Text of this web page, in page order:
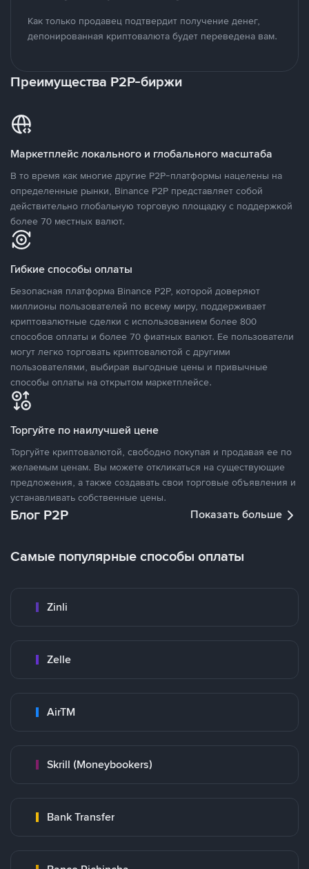
Как только продавец подтвердит получение денег,
депонированная криптовалюта будет переведена вам.
Преимущества P2P-биржи
Маркетплейс локального и глобального масштаба
В то время как многие другие P2P-платформы нацелены на
определенные рынки, Binance P2P представляет собой
действительно глобальную торговую площадку с поддержкой
более 70 местных валют.
Гибкие способы оплаты
Безопасная платформа Binance P2P, которой доверяют
миллионы пользователей по всему миру, поддерживает
криптовалютные сделки с использованием более 800
способов оплаты и более 70 фиатных валют. Ее пользователи
могут легко торговать криптовалютой с другими
пользователями, выбирая выгодные цены и привычные
способы оплаты на открытом маркетплейсе.
Торгуйте по наилучшей цене
Торгуйте криптовалютой, свободно покупая и продавая ее по
желаемым ценам. Вы можете откликаться на существующие
предложения, а также создавать свои торговые объявления и
устанавливать собственные цены.
Блог P2P Показать больше
Самые популярные способы оплаты
Zinli
Zelle
AirTM
Skrill (Moneybookers)
Bank Transfer